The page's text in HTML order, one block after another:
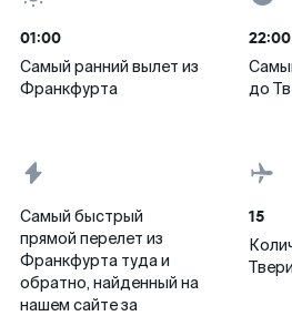
01:00
Самый ранний вылет из
Франкфурта
22:00
до
Самый быстрый
прямой перелет из
Франкфурта туда и
обратно, найденный на
нашем сайте за
15